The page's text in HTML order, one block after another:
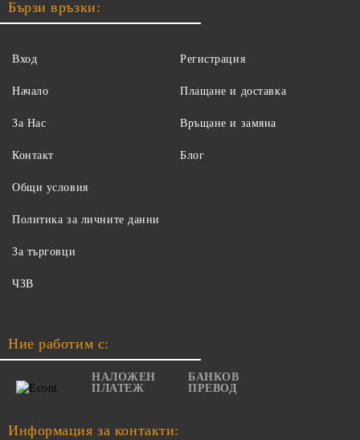
Бързи връзки:
Вход
Начало
За Нас
Контакт
Регистрация
Плащане и доставка
Връщане и замяна
Блог
Общи условия
Политика за личните данни
За търговци
ЧЗВ
Ние работим с:
НАЛОЖЕН
ПЛАТЕЖ
БАНКОВ
ПРЕВОД
Информация за контакти: